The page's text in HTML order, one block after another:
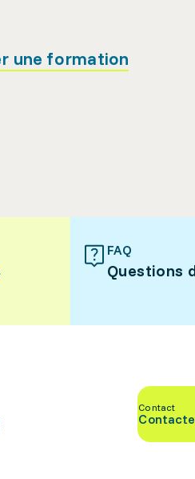
une formation
FAQ
Questions
Contact